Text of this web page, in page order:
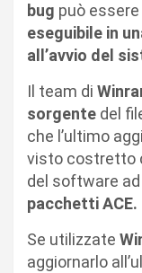
bug può
eseguibile in
all’avvio del
Il team di
sorgente del
che l’ultimo
visto costretto
del software
pacchetti ACE.
Se utilizzate
aggiornarlo